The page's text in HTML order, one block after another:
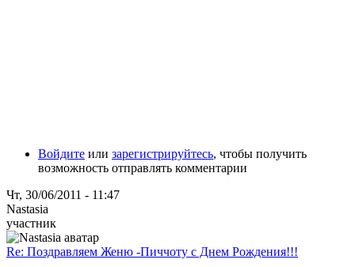
Войдите или зарегистрируйтесь, чтобы получить
возможность отправлять комментарии
Чт, 30/06/2011 - 11:47
Nastasia
участник
Re: Поздравляем Женю -Пиччоту с Днем Рождения!!!